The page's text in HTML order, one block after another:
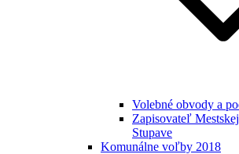
Volebné obvody a
Zapisovateľ
Stupave
Komunálne voľby 2018